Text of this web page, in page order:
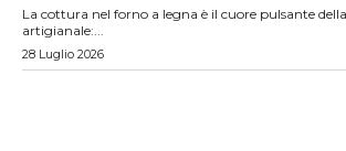
La cottura nel forno a legna è il cuore pulsante
artigianale:...
28 Luglio 2026